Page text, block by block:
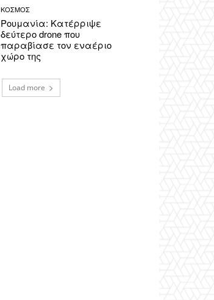
ΚΟΣΜΟΣ
Ρουμανία: Κατέρριψε
δεύτερο drone που
παραβίασε τον εναέριο
χώρο της
Load more